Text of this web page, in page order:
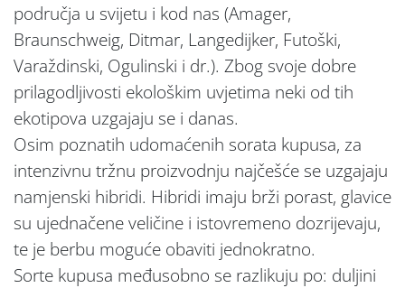
područja u svijetu i kod nas (Amager,
Braunschweig, Ditmar, Langedijker, Futoški,
Varaždinski, Ogulinski i dr.). Zbog svoje dobre
prilagodljivosti ekološkim uvjetima neki od tih
ekotipova uzgajaju se i danas.
Osim poznatih udomaćenih sorata kupusa, za
intenzivnu tržnu proizvodnju najčešće se uzgajaju
namjenski hibridi. Hibridi imaju brži porast, glavice
su ujednačene veličine i istovremeno dozrijevaju,
te je berbu moguće obaviti jednokratno.
Sorte kupusa međusobno se razlikuju po: duljini